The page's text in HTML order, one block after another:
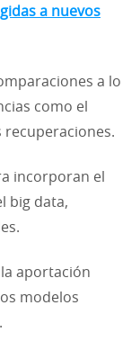
a nuevos
a lo
como el
recuperaciones.
incorporan el
big data,
aportación
modelos